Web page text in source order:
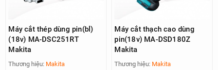
Máy cắt thép dùng pin(bl)
(18v) MA-DSC251RT
Makita
Thương hiệu: Makita
Máy cắt thạch cao dùng
pin(18v) MA-DSD180Z
Makita
Thương hiệu: Makita